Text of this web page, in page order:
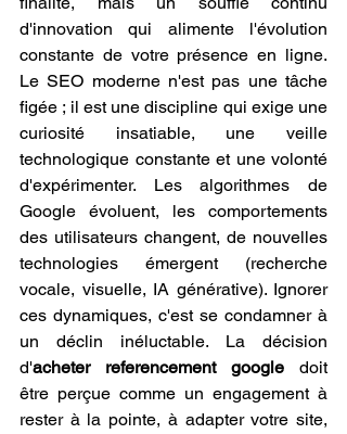
d'innovation qui alimente l'évolution
constante de votre présence en ligne.
Le SEO moderne n'est pas une tâche
figée ; il est une discipline qui exige une
curiosité insatiable, une veille
technologique constante et une volonté
d'expérimenter. Les algorithmes de
Google évoluent, les comportements
des utilisateurs changent, de nouvelles
technologies émergent (recherche
vocale, visuelle, IA générative). Ignorer
ces dynamiques, c'est se condamner à
un déclin inéluctable. La décision
d'acheter referencement google doit
être perçue comme un engagement à
rester à la pointe, à adapter votre site,